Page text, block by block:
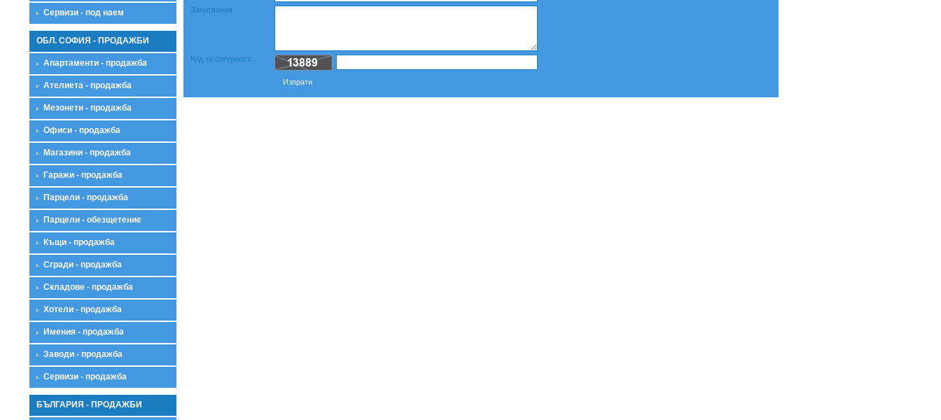
Сервизи - под наем
ОБЛ. СОФИЯ - ПРОДАЖБИ
Апартаменти - продажба
Ателиета - продажба
Мезонети - продажба
Офиси - продажба
Магазини - продажба
Гаражи - продажба
Парцели - продажба
Парцели - обезщетение
Къщи - продажба
Сгради - продажба
Складове - продажба
Хотели - продажба
Имения - продажба
Заводи - продажба
Сервизи - продажба
БЪЛГАРИЯ - ПРОДАЖБИ
Запитвания:
Код за сигурност:
Изпрати